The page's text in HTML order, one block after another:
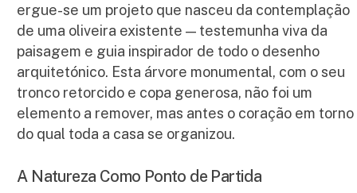
ergue-se um projeto que nasceu da contemplação
de uma oliveira existente — testemunha viva da
paisagem e guia inspirador de todo o desenho
arquitetónico. Esta árvore monumental, com o seu
tronco retorcido e copa generosa, não foi um
elemento a remover, mas antes o coração em torno
do qual toda a casa se organizou.
A Natureza Como Ponto de Partida